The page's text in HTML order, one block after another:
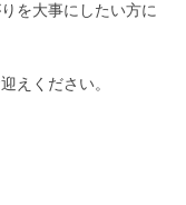
を大事にしたい方に
えください。